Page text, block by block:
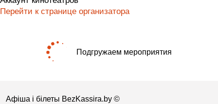
Перейти к странице организатора
Подгружаем мероприятия
Афіша і білеты BezKassira.by ©